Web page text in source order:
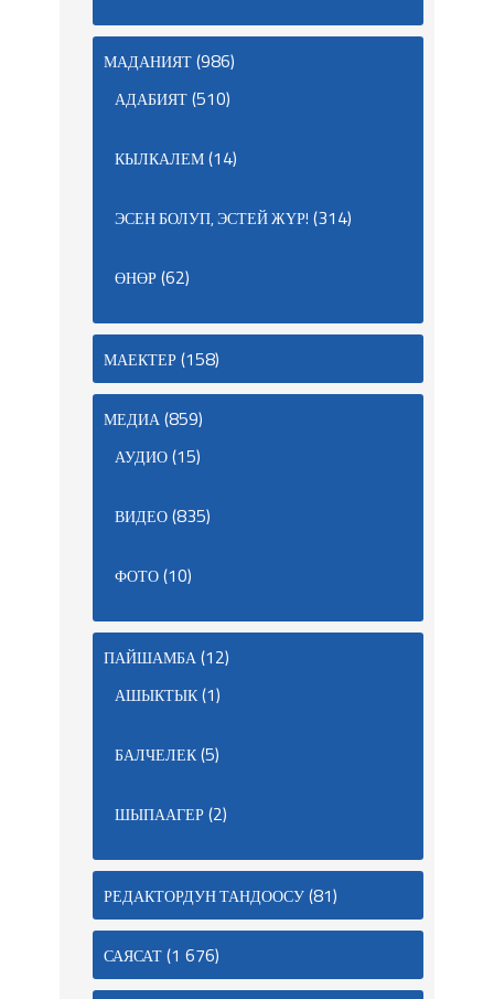
МАДАНИЯТ(986)
АДАБИЯТ(510)
КЫЛКАЛЕМ(14)
ЭСЕН БОЛУП, ЭСТЕЙ ЖҮР! (314)
ӨНӨР(62)
МАЕКТЕР(158)
МЕДИА(859)
АУДИО(15)
ВИДЕО(835)
ФОТО(10)
ПАЙШАМБА(12)
АШЫКТЫК(1)
БАЛЧЕЛЕК(5)
ШЫПААГЕР(2)
РЕДАКТОРДУН ТАНДООСУ(81)
САЯСАТ(1 676)